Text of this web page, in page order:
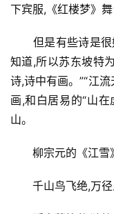
下宾服,《红楼梦》
但是有些诗是
知道,所以苏东坡特
诗,诗中有画。”“江
画,和白居易的“山
山。
柳宗元的《江雪
千山鸟飞绝,万径